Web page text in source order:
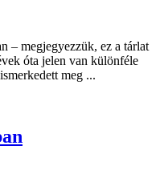
– megjegyezzük, ez a tárlat
óta jelen van különféle
meg ...